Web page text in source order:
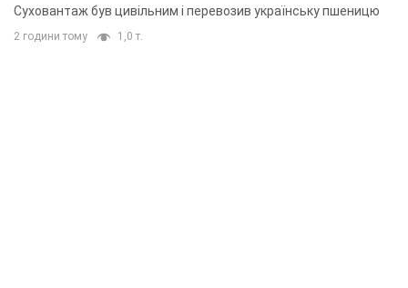
Суховантаж був цивільним і перевозив українську пшеницю
2 години тому 1,0 т.